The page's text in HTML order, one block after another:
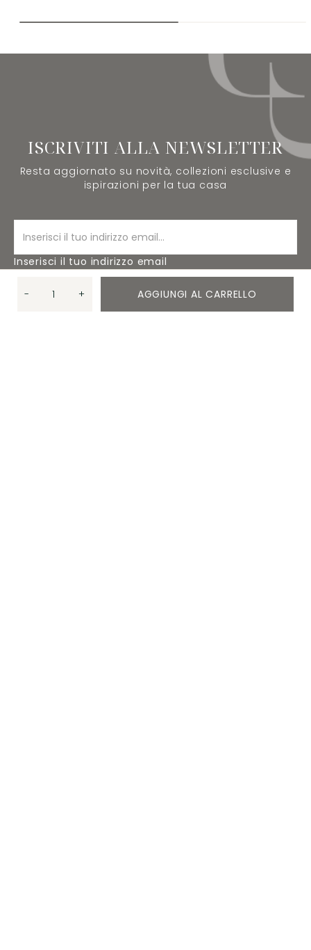
- Quantità
+ AGGIUNGI AL CARRELLO
ISCRIVITI ALLA NEWSLETTER
Resta aggiornato su novità, collezioni esclusive e
ispirazioni per la tua casa
Inserisci il tuo indirizzo email
ISCRIVITI